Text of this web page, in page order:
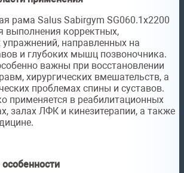
рама Salus Sabirgym SG060.1х2200
выполнения корректных,
направленных на
и глубоких мышц позвоночника.
важны при восстановлении
хирургических вмешательств, а
проблемах спины и суставов.
применяется в реабилитационных
залах ЛФК и кинезитерапии, а также